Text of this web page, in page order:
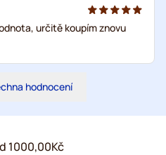
určitě koupím znovu
hodnocení
1000,00Kč